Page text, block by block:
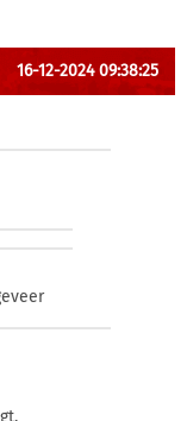
16-12-2024 09:38:25